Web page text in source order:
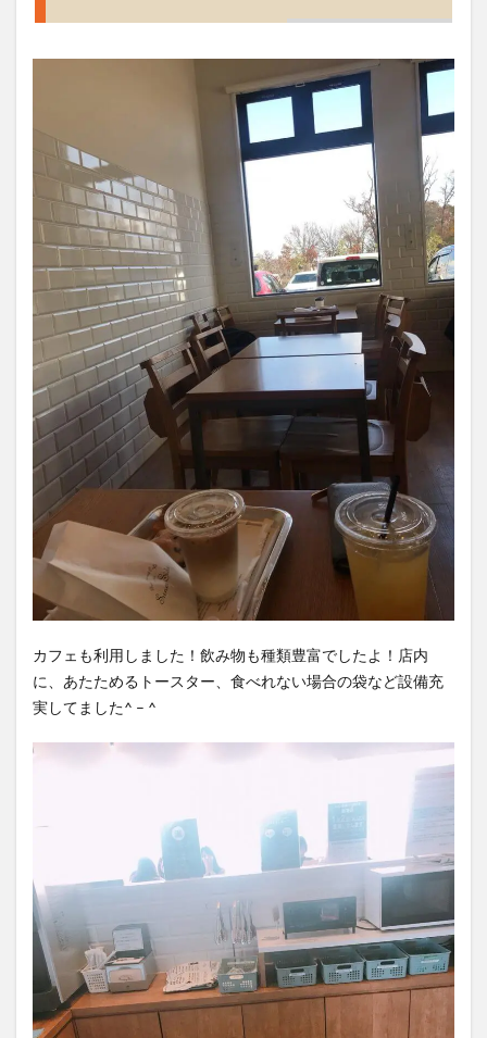
カフェも利用しました︎！飲み物も種類豊富でしたよ！店内
に、あたためるトースター、食べれない場合の袋など設備充
実してました^ – ^